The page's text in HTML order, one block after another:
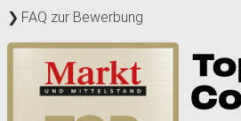
FAQ zur Bewerbung